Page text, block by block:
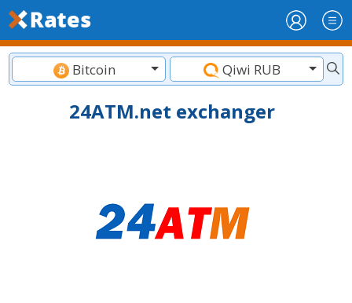
Bitcoin Qiwi RUB
24ATM.net exchanger